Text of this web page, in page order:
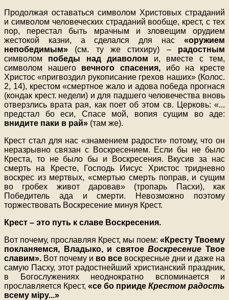
Продолжая оставаться символом Христовых страданий
и символом человеческих страданий вообще, крест, с тех
пор, перестал быть мрачным и зловещим орудием
жестокой казни, а сделался для нас «оружием
непобедимым» (см. ту же стихиру) – радостным
символом победы над диаволом и, вместе с тем,
символом нашего вечного спасения, ибо на кресте
Христос «пригвоздил рукописание грехов наших» (Колос.
2, 14), крестом «смертное жало и адова победа прогнася
(кондак крест. недели) и для падшего человечества вновь
отверзлись врата рая, как поет об этом св. Церковь: «...
предстал бо еси, Спасе мой, вопия сущим во аде:
внидите паки в рай» (там же).
Крест стал для нас «знамением радости» потому, что он
неразрывно связан с Воскресением. Если бы не было
Креста, то не было бы и Воскресения. Вкусив за нас
смерть на Кресте, Господь Иисус Христос тридневно
воскрес из мертвых, «смертью смерть поправ, и сущим
во гробех живот даровав» (тропарь Пасхи), как
Победитель ада и смерти. Невозможно поэтому
торжествовать Воскресение минуя Крест.
Крест – это путь к славе Воскресения.
Вот почему, прославляя Крест, мы поем: «Кресту Твоему
покланяемся, Владыко, и святоеВоскресение Твое
славим». Вот почему и во все воскресные дни и даже на
самую Пасху, этот радостнейший христианский праздник,
в Богослужениях неоднократно вспоминается и
прославляется Крест, «се бо прииде Крестом радость
всему мiру...»